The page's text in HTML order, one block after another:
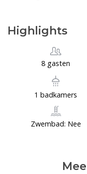
Highlights
8 gasten
1 badkamers
Zwembad: Nee